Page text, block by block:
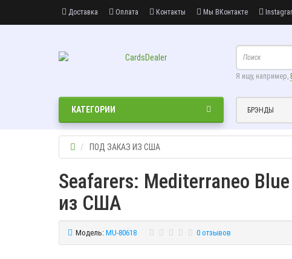
Доставка Оплата Контакты Мы ВКонтакте
Я ищу, например,
БРЭНДЫ
КАТЕГОРИИ
ПОД ЗАКАЗ ИЗ США
Seafarers: Mediterraneo
из США
Модель: MU-80618 0 отзывов